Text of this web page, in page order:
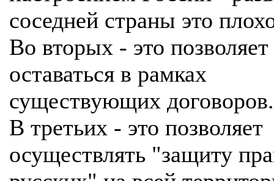
соседней страны это
Во вторых - это позволяет
оставаться в рамках
существующих договоров.
В третьих - это позволяет
осуществлять "защиту